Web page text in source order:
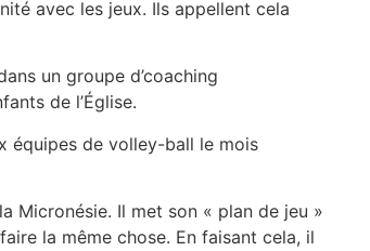
avec les jeux. Ils appellent cela
un groupe d’coaching
de l’Église.
équipes de volley-ball le mois
Micronésie. Il met son « plan de jeu »
la même chose. En faisant cela, il